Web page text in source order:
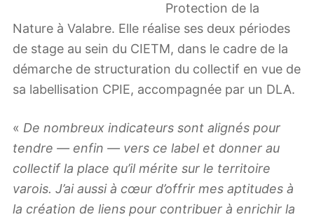
Protection de la
Nature à Valabre. Elle réalise ses deux périodes
de stage au sein du CIETM, dans le cadre de la
démarche de structuration du collectif en vue de
sa labellisation CPIE, accompagnée par un DLA.
« De nombreux indicateurs sont alignés pour
tendre — enfin — vers ce label et donner au
collectif la place qu’il mérite sur le territoire
varois. J’ai aussi à cœur d’offrir mes aptitudes à
la création de liens pour contribuer à enrichir la